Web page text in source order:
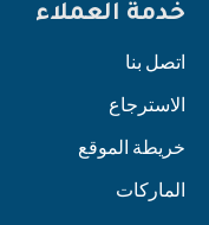
خدمة العملاء
اتصل بنا
الاسترجاع
خريطة الموقع
الماركات